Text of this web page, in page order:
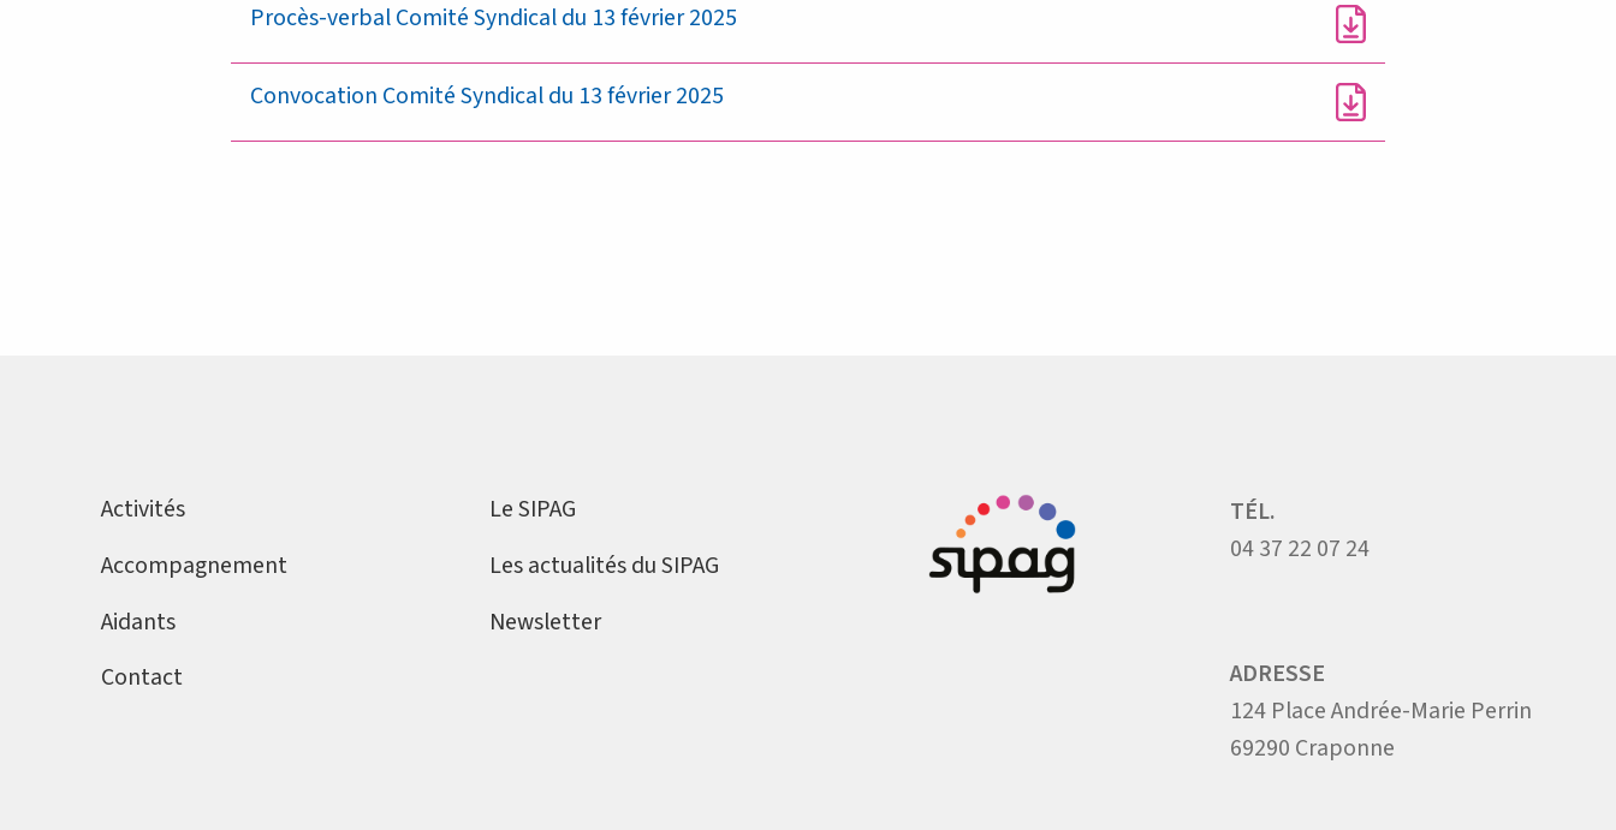
Procès-verbal Comité Syndical du 13 février 2025
Convocation Comité Syndical du 13 février 2025
Activités
Accompagnement
Aidants
Contact
Le SIPAG
Les actualités du SIPAG
Newsletter
TÉL.
04 37 22 07 24
ADRESSE
124 Place Andrée-Marie Perrin
69290 Craponne